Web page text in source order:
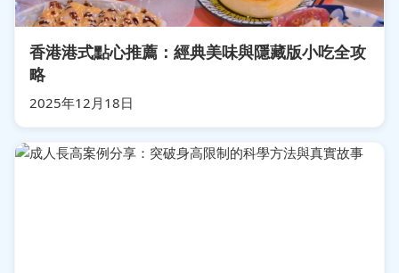
香港港式點心推薦：經典美味與隱藏版小吃全攻
略
2025年12月18日